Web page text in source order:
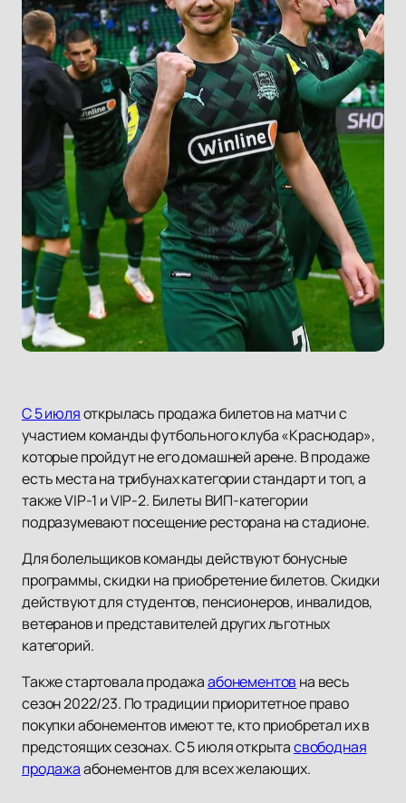
С 5 июляоткрылась продажа билетов на матчи с
участием команды футбольного клуба «Краснодар»,
которые пройдут не его домашней арене. В продаже
есть места на трибунах категории стандарт и топ, а
также VIP-1 и VIP-2. Билеты ВИП-категории
подразумевают посещение ресторана на стадионе.
Для болельщиков команды действуют бонусные
программы, скидки на приобретение билетов. Скидки
действуют для студентов, пенсионеров, инвалидов,
ветеранов и представителей других льготных
категорий.
Также стартовала продажаабонементов на весь
сезон 2022/23. По традиции приоритетное право
покупки абонементов имеют те, кто приобретал их в
предстоящих сезонах. С 5 июля открытасвободная
продажаабонементов для всех желающих.